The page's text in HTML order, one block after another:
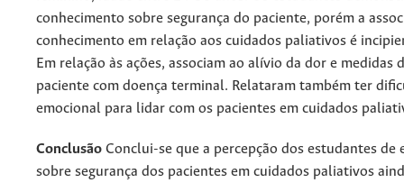
conhecimento sobre segurança do paciente, porém a
conhecimento em relação aos cuidados paliativos é
Em relação às ações, associam ao alívio da dor e medidas
paciente com doença terminal. Relataram também ter
emocional para lidar com os pacientes em cuidados
Conclusão Conclui-se que a percepção dos estudantes de
sobre segurança dos pacientes em cuidados paliativos